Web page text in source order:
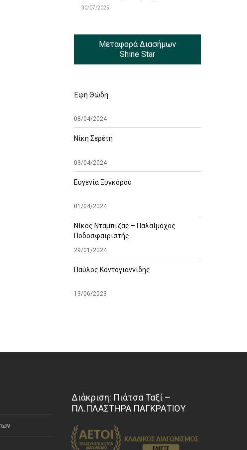
30/07/2025
Μεταφορά Διασήμων
Shine Star
Έφη Θώδη
08/04/2024
Νίκη Σερέτη
03/04/2024
Ευγενία Ξυγκόρου
01/04/2024
Νίκος Νταμπίζας – Παλαίμαχος
Ποδοσφαιριστής
29/01/2024
Παύλος Κοντογιαννίδης
13/06/2023
Διάκριση: Πιάτσα Ταξί –
ΠΛ.ΠΛΑΣΤΗΡΑ ΠΑΓΚΡΑΤΙΟΥ